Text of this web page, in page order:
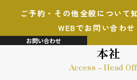
ご予約・その他全般について
WEBでお問い合わせ
お問い合わせ
本社
Access - Head